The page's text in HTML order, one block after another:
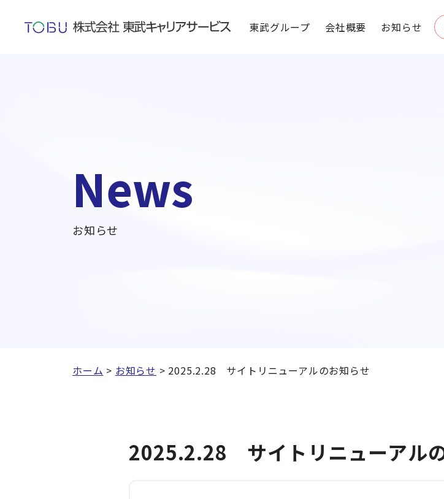
東武グループ 会社概要 お知らせ
News
お知らせ
ホーム > お知らせ > 2025.2.28 サイトリニューアルのお知らせ
2025.2.28 サイトリニューアル